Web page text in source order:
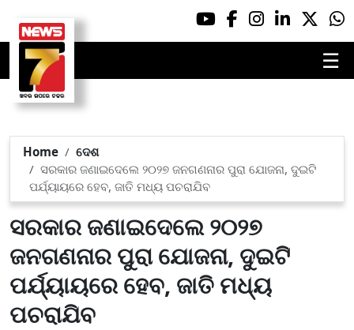
☰
Home
ଦେଶ
ସରକାର ଜଣାଇଦେଲେ ୨୦୨୭ ଜନଗଣନାର ପୁରା ଯୋଜନା, ଦୁଇଟି
ପର୍ଯ୍ୟାୟରେ ହେବ, ଜାତି ମଧ୍ୟ ପଚରାଯିବ
ସରକାର ଜଣାଇଦେଲେ ୨୦୨୭
ଜନଗଣନାର ପୁରା ଯୋଜନା, ଦୁଇଟି
ପର୍ଯ୍ୟାୟରେ ହେବ, ଜାତି ମଧ୍ୟ
ପଚରାଯିବ